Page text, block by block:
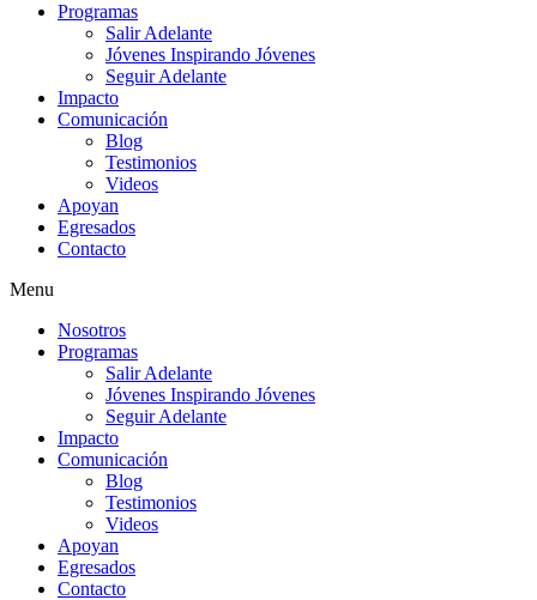
Programas
Salir Adelante
Jóvenes Inspirando Jóvenes
Seguir Adelante
Impacto
Comunicación
Blog
Testimonios
Videos
Apoyan
Egresados
Contacto
Menu
Nosotros
Programas
Salir Adelante
Jóvenes Inspirando Jóvenes
Seguir Adelante
Impacto
Comunicación
Blog
Testimonios
Videos
Apoyan
Egresados
Contacto